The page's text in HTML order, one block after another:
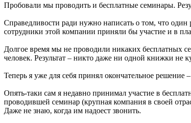
Пробовали мы проводить и бесплатные семинары.
Справедливости ради нужно написать о том, что
сотрудники этой компании приняли бы участие и в
Долгое время мы не проводили никаких бесплатных
человек. Результат – никто даже ни одной книжки не
Теперь я уже для себя принял окончательное решение
Опять-таки сам я недавно принимал участие в
проводившей семинар (крупная компания в своей
Даже не знаю, когда им надоест звонить.